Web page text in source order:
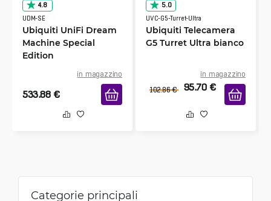
4.8
UDM-SE
Ubiquiti UniFi Dream
Machine Special
Edition
in magazzino
533.88 €
5.0
UVC-G5-Turret-Ultra
Ubiquiti Telecamera
G5 Turret Ultra bianco
in magazzino
102.86 € 95.70 €
Categorie principali